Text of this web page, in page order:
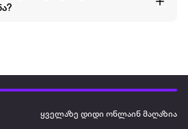
ყველაზე დიდი ონლაინ მაღაზია